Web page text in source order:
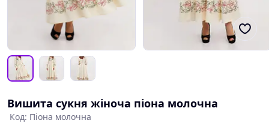
Вишита сукня жіноча піона молочна
Код: Піона молочна